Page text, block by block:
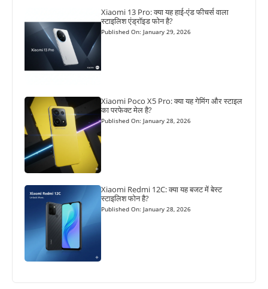
Xiaomi 13 Pro: क्या यह हाई-एंड फीचर्स वाला
स्टाइलिश एंड्रॉइड फोन है?
Published On: January 29, 2026
Xiaomi Poco X5 Pro: क्या यह गेमिंग और स्टाइल
का परफेक्ट मेल है?
Published On: January 28, 2026
Xiaomi Redmi 12C: क्या यह बजट में बेस्ट
स्टाइलिश फोन है?
Published On: January 28, 2026